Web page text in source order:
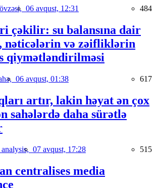
06 avqust, 12:31 484
çəkilir: su balansına dair
nəticələrin və zəifliklərin
qiymətləndirilməsi
06 avqust, 01:38 617
artır, lakin həyat ən çox
sahələrdə daha sürətlə
07 avqust, 17:28 515
centralises media